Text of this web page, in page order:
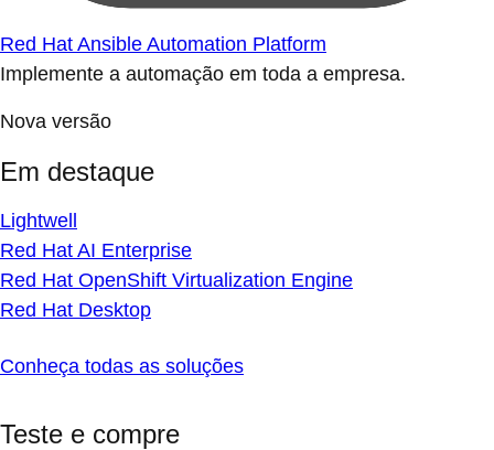
Red Hat Ansible Automation Platform
Implemente a automação em toda a empresa.
Nova versão
Em destaque
Lightwell
Red Hat AI Enterprise
Red Hat OpenShift Virtualization Engine
Red Hat Desktop
Conheça todas as soluções
Teste e compre